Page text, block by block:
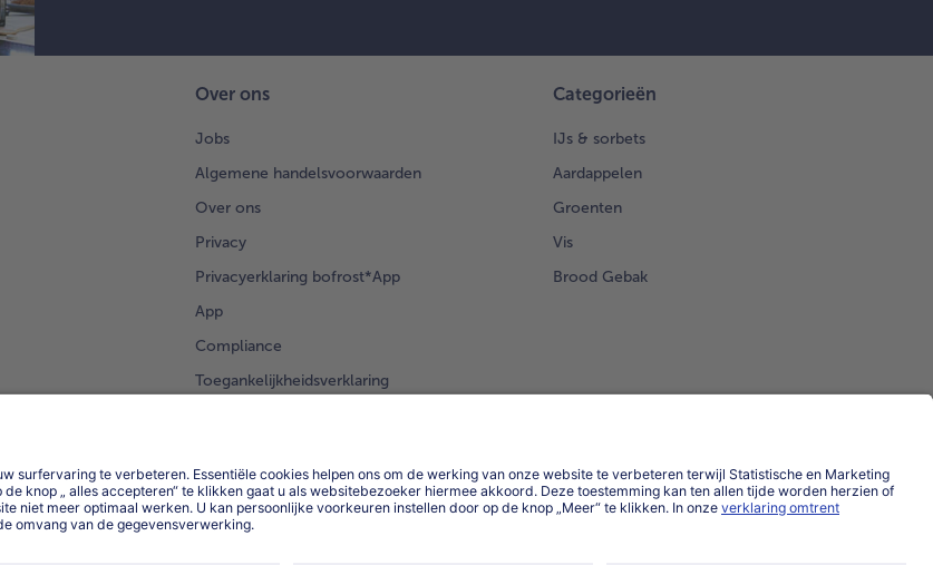
Over ons
Jobs
Algemene handelsvoorwaarden
Over ons
Privacy
Privacyerklaring bofrost*App
App
Compliance
Toegankelijkheidsverklaring
Categorieën
IJs & sorbets
Aardappelen
Groenten
Vis
Brood Gebak
Land / Taal selecteren